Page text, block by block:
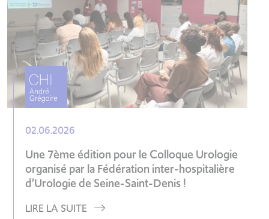
02.06.2026
Une 7ème édition pour le Colloque Urologie
organisé par la Fédération inter-hospitalière
d’Urologie de Seine-Saint-Denis !
LIRE LA SUITE